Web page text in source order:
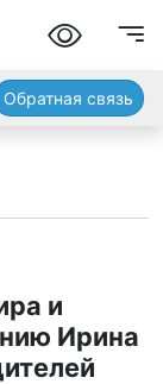
Обратная связь
и
Ирина